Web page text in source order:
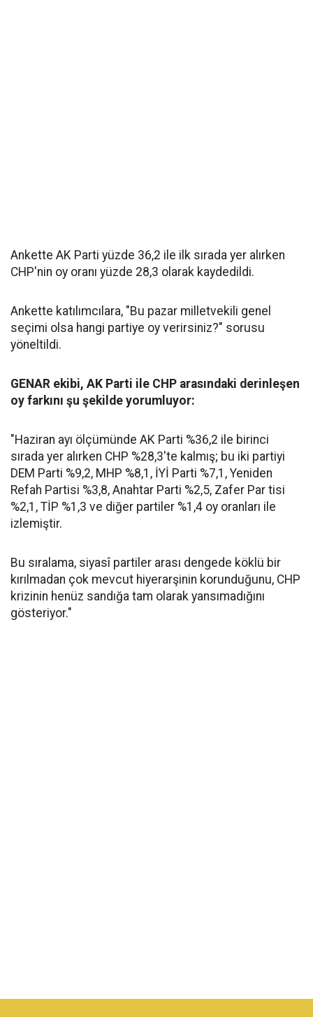
Ankette AK Parti yüzde 36,2 ile ilk sırada yer alırken
CHP'nin oy oranı yüzde 28,3 olarak kaydedildi.
Ankette katılımcılara, "Bu pazar milletvekili genel
seçimi olsa hangi partiye oy verirsiniz?" sorusu
yöneltildi.
GENAR ekibi, AK Parti ile CHP arasındaki derinleşen
oy farkını şu şekilde yorumluyor:
"Haziran ayı ölçümünde AK Parti %36,2 ile birinci
sırada yer alırken CHP %28,3'te kalmış; bu iki partiyi
DEM Parti %9,2, MHP %8,1, İYİ Parti %7,1, Yeniden
Refah Partisi %3,8, Anahtar Parti %2,5, Zafer Par tisi
%2,1, TİP %1,3 ve diğer partiler %1,4 oy oranları ile
izlemiştir.
Bu sıralama, siyasî partiler arası dengede köklü bir
kırılmadan çok mevcut hiyerarşinin korunduğunu, CHP
krizinin henüz sandığa tam olarak yansımadığını
gösteriyor."